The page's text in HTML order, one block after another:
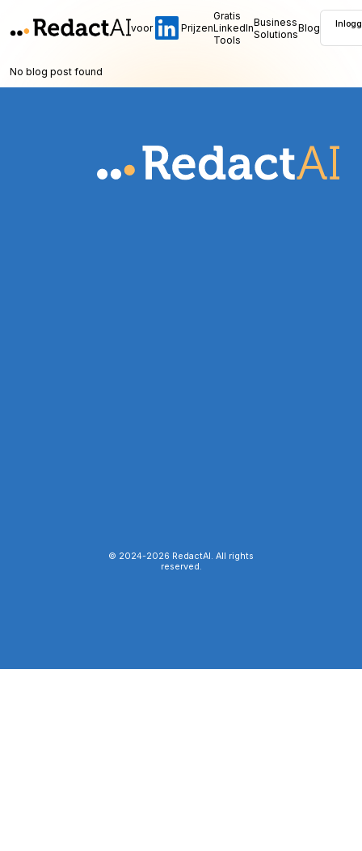
voor Prijzen
Gratis
LinkedIn
Tools
Business
SolutionsBlog
No blog post found
© 2024-2026 RedactAI. All rights
reserved.